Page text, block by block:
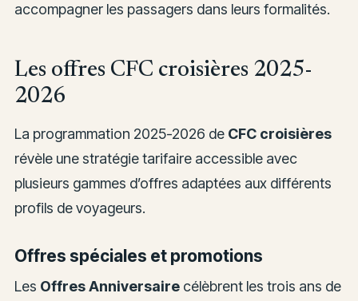
accompagner les passagers dans leurs formalités.
Les offres CFC croisières 2025-
2026
La programmation 2025-2026 de CFC croisières
révèle une stratégie tarifaire accessible avec
plusieurs gammes d’offres adaptées aux différents
profils de voyageurs.
Offres spéciales et promotions
Les Offres Anniversairecélèbrent les trois ans de